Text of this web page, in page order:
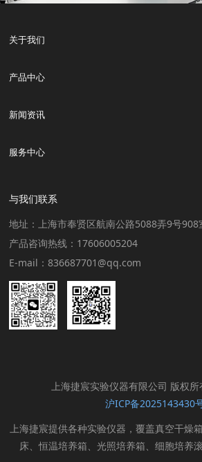
关于我们
产品中心
新闻资讯
服务中心
与我们联系
地址：上海市奉贤区航南公路5088弄9号908
产品咨询热线：17606005204
E-mail：836687701@qq.com
上海捷宸实验仪器有限公司 版权
沪ICP备2025143430
上海捷宸提供各种实验仪器，覆盖真空干燥
床、恒温培养箱、光照培养箱、细胞培养